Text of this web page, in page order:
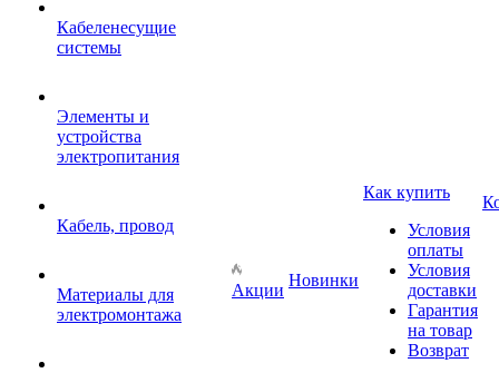
Кабеленесущие
системы
Элементы и
устройства
электропитания
Кабель, провод
Материалы для
электромонтажа
Акции
Новинки
Как купить
Условия
оплаты
Условия
доставки
Гарантия
на товар
Возврат